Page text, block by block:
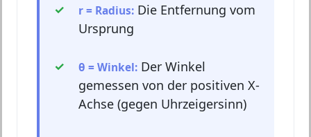
r = Radius: Die Entfernung vom
Ursprung
θ = Winkel: Der Winkel
gemessen von der positiven X-
Achse (gegen Uhrzeigersinn)